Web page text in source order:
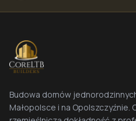
Budowa domów
Małopolsce i na Opolszczyźnie.